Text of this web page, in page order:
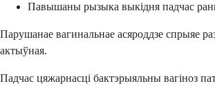
Павышаны рызыка выкідня падчас
Парушанае вагинальнае асяроддзе спрыяе
актыўная.
Падчас цяжарнасці бактэрыяльны вагіноз